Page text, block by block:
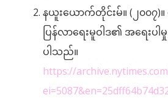
နယူးယောက်တိုင်းမ်။ (၂၀၀၇)။
ပြန်လာရေးမူဝါဒ၏ အရေးပါ
ပါသည်။
https://